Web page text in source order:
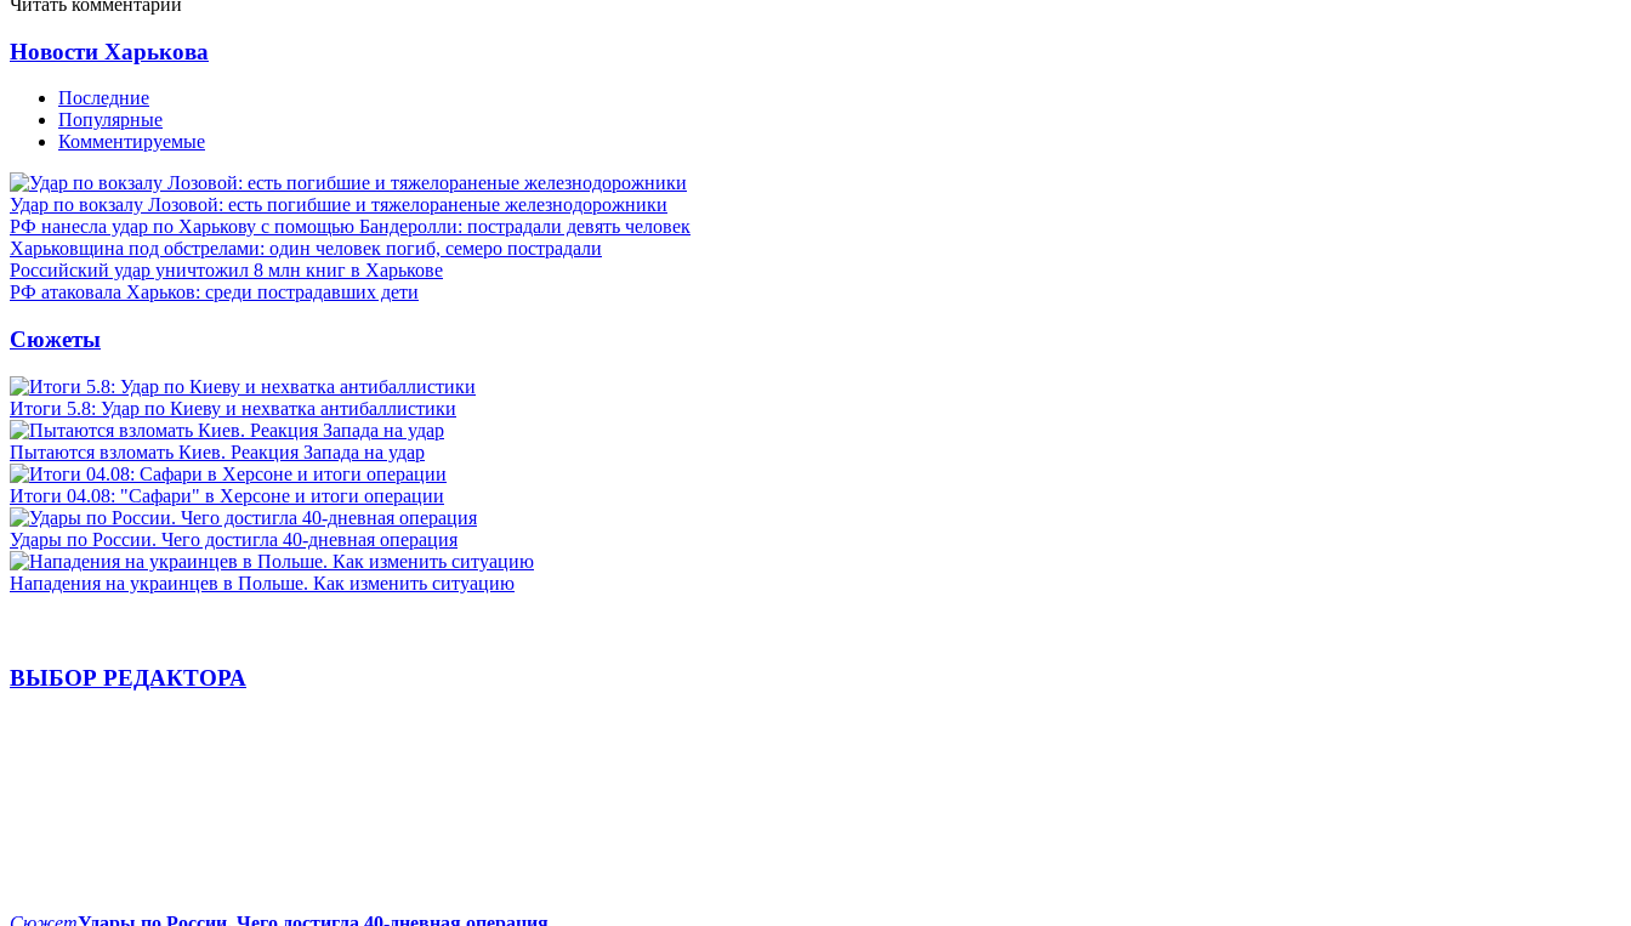
Новости Харькова
Последние
Популярные
Комментируемые
Удар по вокзалу Лозовой: есть погибшие и тяжелораненые железнодорожники
РФ нанесла удар по Харькову с помощью Бандеролли: пострадали девять человек
Харьковщина под обстрелами: один человек погиб, семеро пострадали
Российский удар уничтожил 8 млн книг в Харькове
РФ атаковала Харьков: среди пострадавших дети
Сюжеты
Итоги 5.8: Удар по Киеву и нехватка антибаллистики
Пытаются взломать Киев. Реакция Запада на удар
Итоги 04.08: "Сафари" в Херсоне и итоги операции
Удары по России. Чего достигла 40-дневная операция
Нападения на украинцев в Польше. Как изменить ситуацию
ВЫБОР РЕДАКТОРА